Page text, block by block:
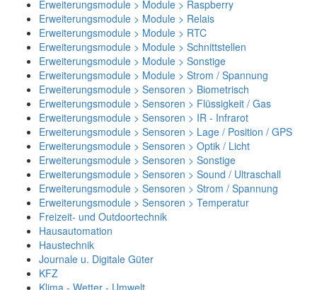
Erweiterungsmodule > Module > Raspberry
Erweiterungsmodule > Module > Relais
Erweiterungsmodule > Module > RTC
Erweiterungsmodule > Module > Schnittstellen
Erweiterungsmodule > Module > Sonstige
Erweiterungsmodule > Module > Strom / Spannung
Erweiterungsmodule > Sensoren > Biometrisch
Erweiterungsmodule > Sensoren > Flüssigkeit / Gas
Erweiterungsmodule > Sensoren > IR - Infrarot
Erweiterungsmodule > Sensoren > Lage / Position / GPS
Erweiterungsmodule > Sensoren > Optik / Licht
Erweiterungsmodule > Sensoren > Sonstige
Erweiterungsmodule > Sensoren > Sound / Ultraschall
Erweiterungsmodule > Sensoren > Strom / Spannung
Erweiterungsmodule > Sensoren > Temperatur
Freizeit- und Outdoortechnik
Hausautomation
Haustechnik
Journale u. Digitale Güter
KFZ
Klima - Wetter - Umwelt